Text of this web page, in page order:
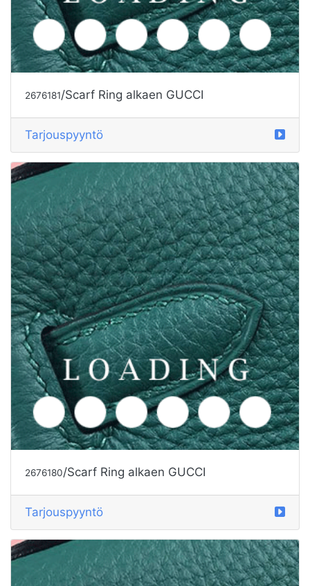
2676181/Scarf Ring alkaen GUCCI
Tarjouspyyntö
2676180/Scarf Ring alkaen GUCCI
Tarjouspyyntö